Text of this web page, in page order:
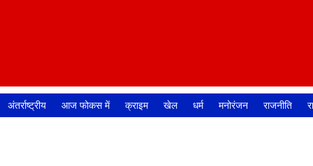
अंतर्राष्ट्रीय आज फोकस में क्राइम खेल धर्म मनोरंजन राजनीति